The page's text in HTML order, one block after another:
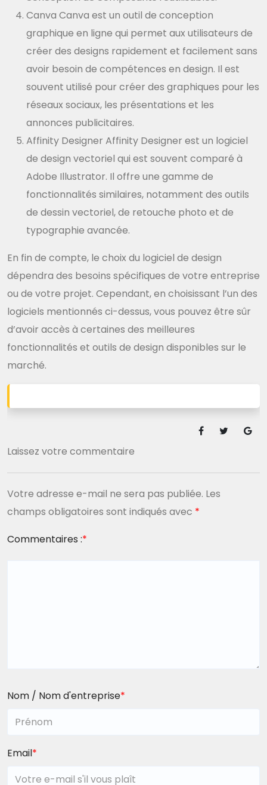
Canva Canva est un outil de conception
graphique en ligne qui permet aux utilisateurs de
créer des designs rapidement et facilement sans
avoir besoin de compétences en design. Il est
souvent utilisé pour créer des graphiques pour les
réseaux sociaux, les présentations et les
annonces publicitaires.
Affinity Designer Affinity Designer est un logiciel
de design vectoriel qui est souvent comparé à
Adobe Illustrator. Il offre une gamme de
fonctionnalités similaires, notamment des outils
de dessin vectoriel, de retouche photo et de
typographie avancée.
En fin de compte, le choix du logiciel de design
dépendra des besoins spécifiques de votre entreprise
ou de votre projet. Cependant, en choisissant l’un des
logiciels mentionnés ci-dessus, vous pouvez être sûr
d’avoir accès à certaines des meilleures
fonctionnalités et outils de design disponibles sur le
marché.
Laissez votre commentaire
Votre adresse e-mail ne sera pas publiée. Les
champs obligatoires sont indiqués avec *
Commentaires :*
Nom / Nom d'entreprise*
Email*